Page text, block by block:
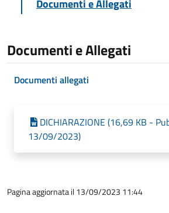
Documenti e Allegati
Documenti e Allegati
Documenti allegati
DICHIARAZIONE (16,69 KB -
13/09/2023)
Pagina aggiornata il 13/09/2023 11:44